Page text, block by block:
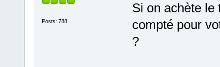
Posts: 788
Si on achète le
compté pour
?